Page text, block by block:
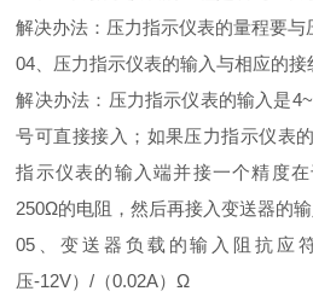
解决办法：压力指示仪表的量程要
04、压力指示仪表的输入与相应的接
解决办法：压力指示仪表的输入是
号可直接接入；如果压力指示仪表
指示仪表的输入端并接一个精度
250Ω的电阻，然后再接入变送器的输
05、变送器负载的输入阻抗应
压-12V）/（0.02A）Ω